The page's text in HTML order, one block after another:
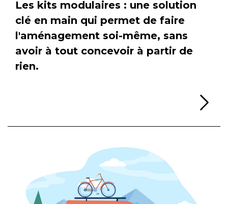
Les kits modulaires : une solution
clé en main qui permet de faire
l'aménagement soi-même, sans
avoir à tout concevoir à partir de
rien.